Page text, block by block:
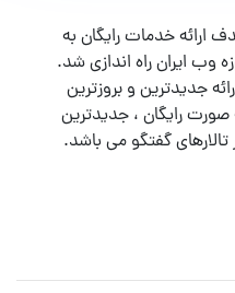
در سال ۱۳۸۶ با هدف ارائه خدمات رایگان به
وب ایران راه اندازی شد.
جدیدترین و بروزترین
صورت رایگان ، جدیدترین
گفتگو می باشد.